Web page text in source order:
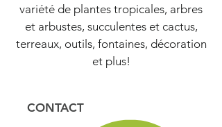
variété de plantes tropicales, arbres
et arbustes, succulentes et cactus,
terreaux, outils, fontaines, décoration
et plus!
CONTACT